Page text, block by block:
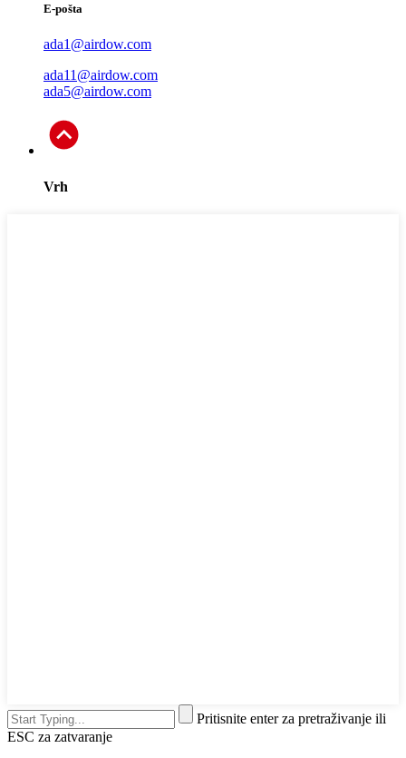
E-pošta
ada1@airdow.com
ada11@airdow.com
ada5@airdow.com
Vrh
Pritisnite enter za pretraživanje ili
ESC za zatvaranje